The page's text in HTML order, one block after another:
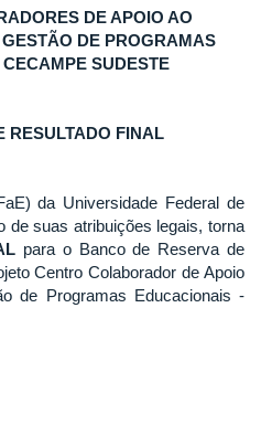
DE APOIO AO
DE PROGRAMAS
SUDESTE
RESULTADO FINAL
da Universidade Federal de
de suas atribuições legais, torna
para o Banco de Reserva de
Centro Colaborador de Apoio
de Programas Educacionais -